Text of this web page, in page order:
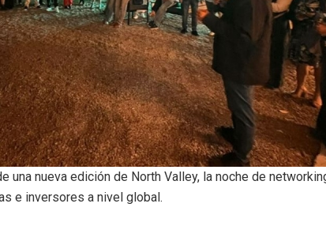
una nueva edición de North Valley, la noche de
e inversores a nivel global.